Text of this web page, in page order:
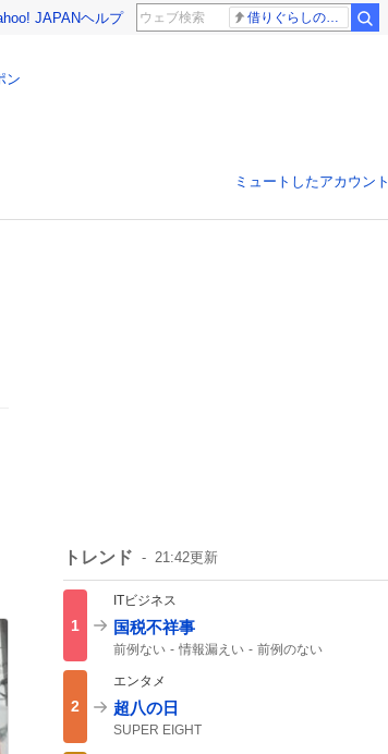
JAPANヘルプ 借りぐらしのアリエッティ 耳をすませば
ン
ミュートしたアカウント
トレンド 21:42更新
1
ITビジネス
国税不祥事
前例ない 情報漏えい 前例のない
2
エンタメ
超八の日
SUPER EIGHT